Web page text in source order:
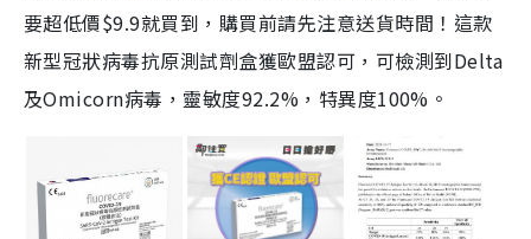
要超低價$9.9就買到，購買前請先注意送貨時間！這款
新型冠狀病毒抗原測試劑盒獲歐盟認可，可檢測到Delta
及Omicorn病毒，靈敏度92.2%，特異度100%。